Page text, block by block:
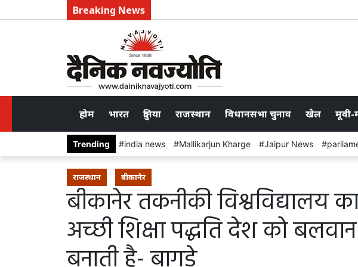
Breaking News
होम भारत दुनिया राजस्थान विधानसभा चुनाव खेल मूवी-
Trending india news Mallikarjun Kharge Jaipur News
राजस्थान बीकानेर
बीकानेर तकनीकी विश्वविद्यालय
अच्छी शिक्षा पद्धति देश को